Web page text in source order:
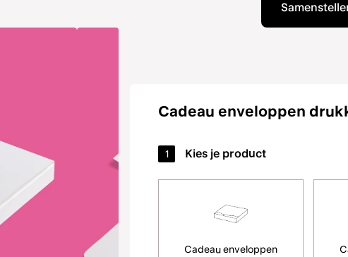
Cadeau enveloppen
Cadeau enveloppen